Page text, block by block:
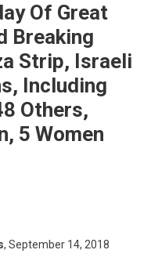
Of Great
Breaking
Strip, Israeli
Including
Others,
5 Women
, September 14, 2018